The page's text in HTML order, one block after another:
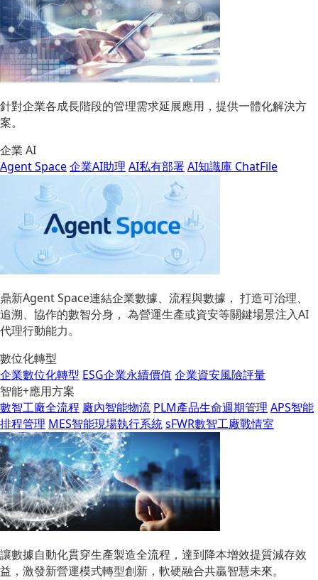
針對企業各成長階段的管理需求延展應用，提供一體化解決方
案。
企業 AI
Agent Space企業AI助理 AI私有部署AI知識庫 ChatFile
鼎新Agent Space連結企業數據、流程與數據， 打造可治理、
追溯、協作的數智分身， 為營運生產或資安等關鍵場景注入AI
代理行動能力。
數位化轉型
企業數位化轉型 ESG企業永續價值 企業資安風險評量
智能+應用方案
數智工廠全流程 廠內智能物流 PLM產品生命週期管理 APS智能
排程管理 MES智能現場執行系統sFWR數智工廠戰情室
讓數據自動化貫穿生產製造全流程，達到降本增效提質減存效
益，激發新營運模式轉型創新，軟硬融合共贏智慧未來。